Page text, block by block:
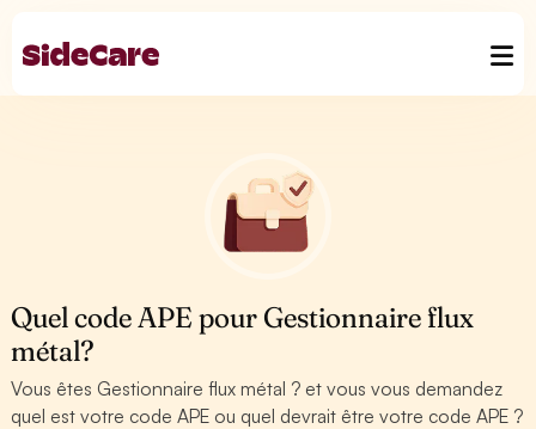
Quel code APE pour Gestionnaire flux
métal?
Vous êtes Gestionnaire flux métal ? et vous vous demandez
quel est votre code APE ou quel devrait être votre code APE ?